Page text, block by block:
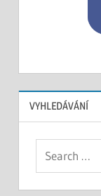
VYHLEDÁVÁNÍ